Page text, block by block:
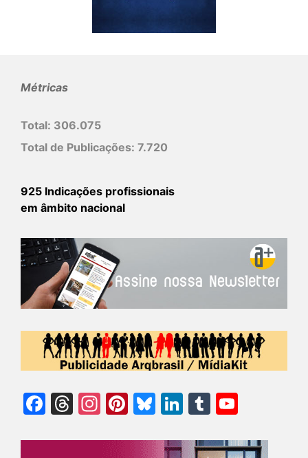
Métricas
Total: 306.075
Total de Publicações: 7.720
925 Indicações profissionais
em âmbito nacional
Facebook
Threads
Instagram
Pinterest
Bluesky
LinkedIn
Tumblr